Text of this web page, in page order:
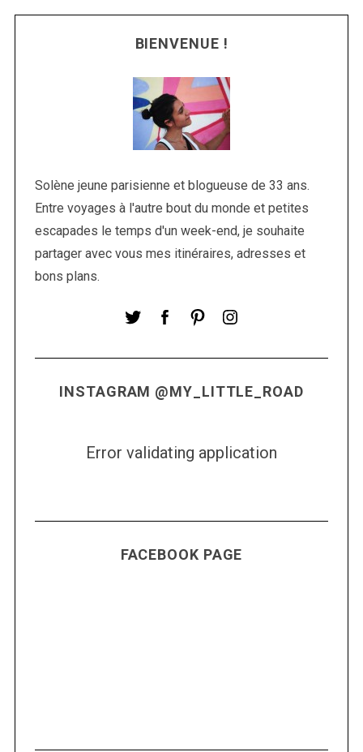
BIENVENUE !
Solène jeune parisienne et blogueuse de 33 ans.
Entre voyages à l'autre bout du monde et petites
escapades le temps d'un week-end, je souhaite
partager avec vous mes itinéraires, adresses et
bons plans.
INSTAGRAM @MY_LITTLE_ROAD
Error validating application
FACEBOOK PAGE
S
e
a
r